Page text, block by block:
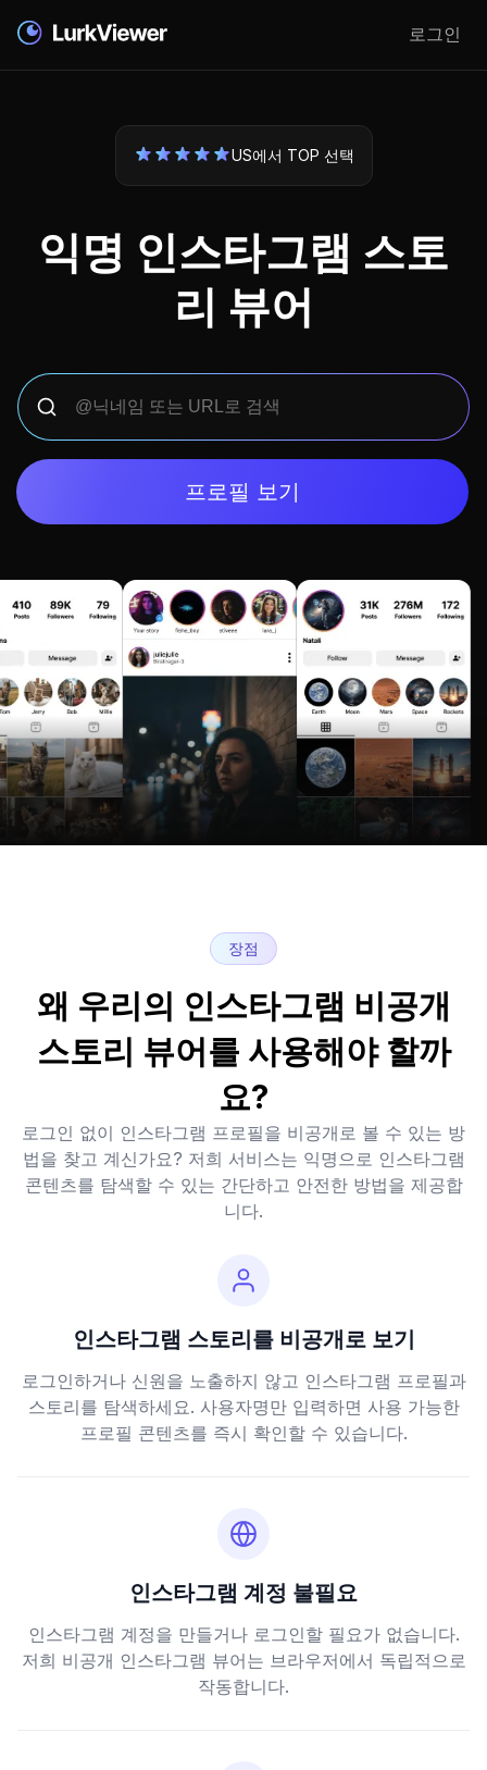
로그인
US에서 TOP 선택
익명 인스타그램 스토
리 뷰어
프로필 보기
장점
왜 우리의 인스타그램 비공개
스토리 뷰어를 사용해야 할까
요?
로그인 없이 인스타그램 프로필을 비공개로 볼 수 있는 방
법을 찾고 계신가요? 저희 서비스는 익명으로 인스타그램
콘텐츠를 탐색할 수 있는 간단하고 안전한 방법을 제공합
니다.
인스타그램 스토리를 비공개로 보기
로그인하거나 신원을 노출하지 않고 인스타그램 프로필과
스토리를 탐색하세요. 사용자명만 입력하면 사용 가능한
프로필 콘텐츠를 즉시 확인할 수 있습니다.
인스타그램 계정 불필요
인스타그램 계정을 만들거나 로그인할 필요가 없습니다.
저희 비공개 인스타그램 뷰어는 브라우저에서 독립적으로
작동합니다.